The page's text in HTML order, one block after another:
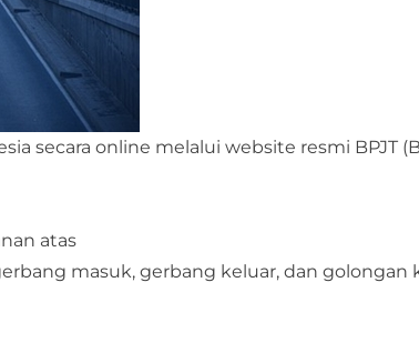
secara online melalui website resmi BPJT
atas
masuk, gerbang keluar, dan golongan